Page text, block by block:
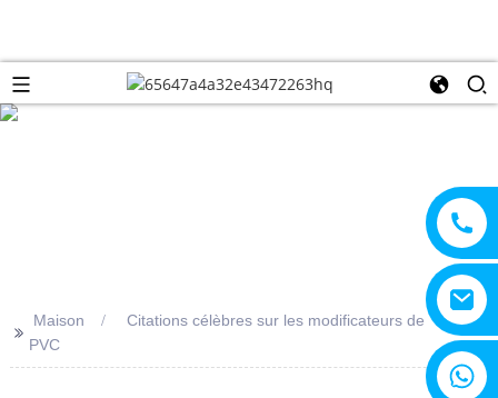
+8615805330828
>> Maison
Citations célèbres sur les modificateurs de
PVC